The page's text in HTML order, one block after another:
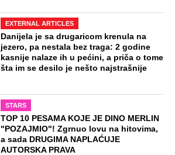
EXTERNAL ARTICLES
Danijela je sa drugaricom krenula na
jezero, pa nestala bez traga: 2 godine
kasnije nalaze ih u pećini, a priča o tome
šta im se desilo je nešto najstrašnije
STARS
TOP 10 PESAMA KOJE JE DINO MERLIN
"POZAJMIO"! Zgrnuo lovu na hitovima,
a sada DRUGIMA NAPLAĆUJE
AUTORSKA PRAVA